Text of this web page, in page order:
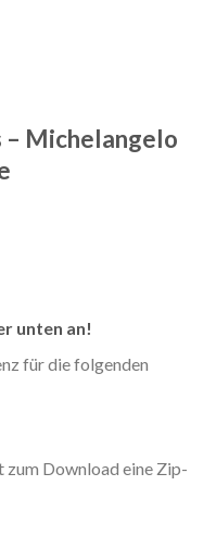
– Michelangelo
unten an!
für die folgenden
zum Download eine Zip-